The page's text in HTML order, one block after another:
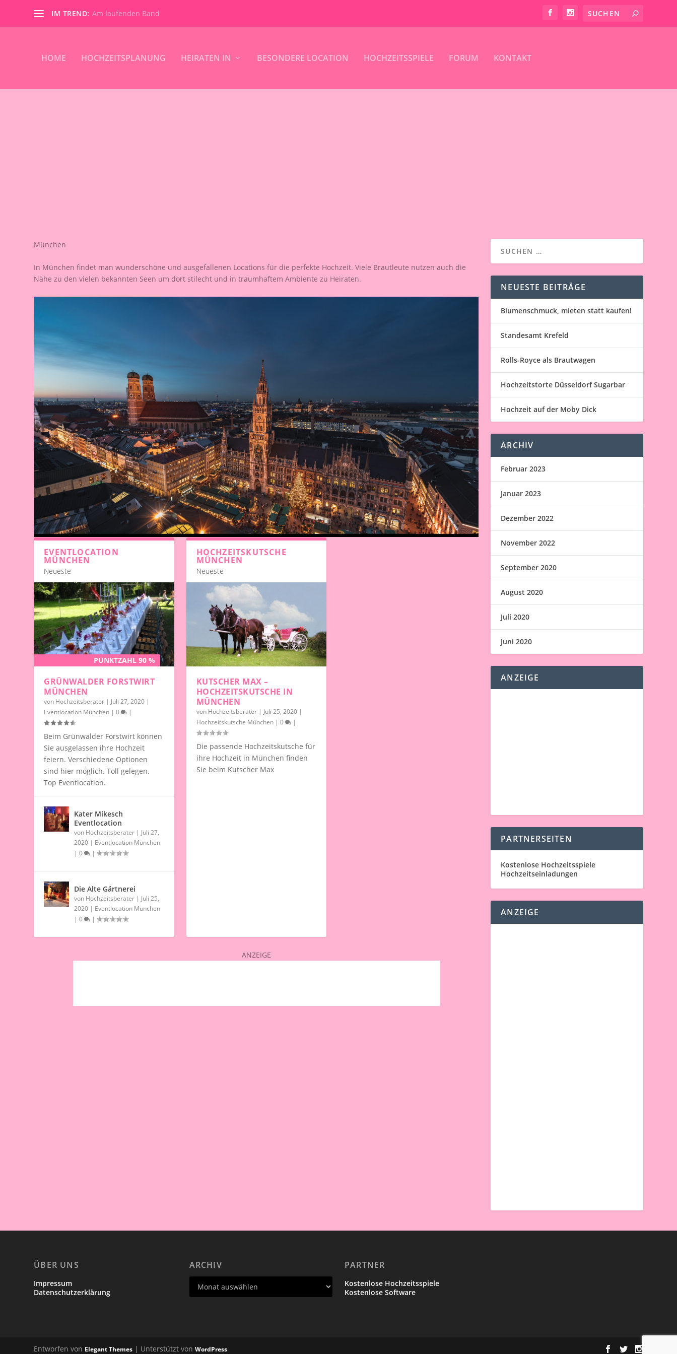
IM TREND: Am laufenden Band
HOME HOCHZEITSPLANUNG HEIRATEN IN BESONDERE LOCATION HOCHZEITSSPIELE FORUM KONTAKT
München
In München findet man wunderschöne und ausgefallenen Locations für die perfekte Hochzeit. Viele Brautleute nutzen auch die
Nähe zu den vielen bekannten Seen um dort stilecht und in traumhaftem Ambiente zu Heiraten.
EVENTLOCATION
MÜNCHEN
Neueste
PUNKTZAHL 90 %
GRÜNWALDER FORSTWIRT
MÜNCHEN
von Hochzeitsberater | Juli 27, 2020 |
Eventlocation München |0 |
Beim Grünwalder Forstwirt können
Sie ausgelassen ihre Hochzeit
feiern. Verschiedene Optionen
sind hier möglich. Toll gelegen.
Top Eventlocation.
Kater Mikesch
Eventlocation
von Hochzeitsberater | Juli 27,
2020 | Eventlocation München
|0 |
Die Alte Gärtnerei
von Hochzeitsberater | Juli 25,
2020 | Eventlocation München
|0 |
HOCHZEITSKUTSCHE
MÜNCHEN
Neueste
KUTSCHER MAX –
HOCHZEITSKUTSCHE IN
MÜNCHEN
von Hochzeitsberater| Juli 25, 2020|
Hochzeitskutsche München| 0 |
Die passende Hochzeitskutsche für
ihre Hochzeit in München finden
Sie beim Kutscher Max
ANZEIGE
NEUESTE BEITRÄGE
Blumenschmuck, mieten statt kaufen!
Standesamt Krefeld
Rolls-Royce als Brautwagen
Hochzeitstorte Düsseldorf Sugarbar
Hochzeit auf der Moby Dick
ARCHIV
Februar 2023
Januar 2023
Dezember 2022
November 2022
September 2020
August 2020
Juli 2020
Juni 2020
ANZEIGE
PARTNERSEITEN
Kostenlose Hochzeitsspiele
Hochzeitseinladungen
ANZEIGE
ÜBER UNS
Impressum
Datenschutzerklärung
ARCHIV PARTNER
Kostenlose Hochzeitsspiele
Kostenlose Software
Entworfen von Elegant Themes | Unterstützt vonWordPress